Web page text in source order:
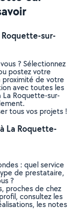
sur-
? Sélectionnez
postez votre
proximité de votre
avec toutes les
La Roquette-sur-
tous vos projets !
La Roquette-
: quel service
de prestataire,
?
proches de chez
consultez les
les notes